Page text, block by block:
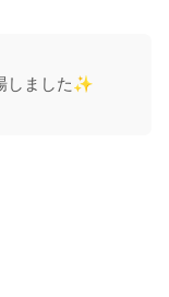
しました✨